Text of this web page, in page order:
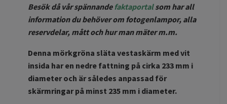
Besök då vår spännandefaktaportalsom har all
information du behöver om fotogenlampor, alla
reservdelar, mått och hur man mäter m.m.
Denna mörkgröna släta vestaskärm med vit
insida har en nedre fattning på cirka 233 mm i
diameter och är således anpassad för
skärmringar på minst 235 mm i diameter.